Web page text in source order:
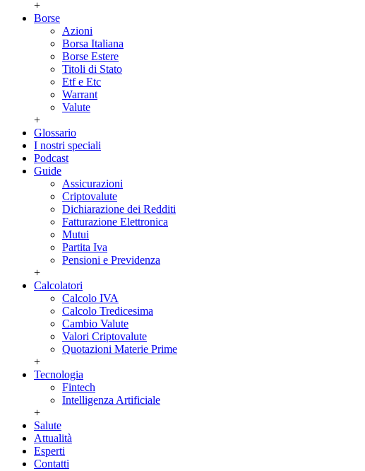
+
Borse
Azioni
Borsa Italiana
Borse Estere
Titoli di Stato
Etf e Etc
Warrant
Valute
+
Glossario
I nostri speciali
Podcast
Guide
Assicurazioni
Criptovalute
Dichiarazione dei Redditi
Fatturazione Elettronica
Mutui
Partita Iva
Pensioni e Previdenza
+
Calcolatori
Calcolo IVA
Calcolo Tredicesima
Cambio Valute
Valori Criptovalute
Quotazioni Materie Prime
+
Tecnologia
Fintech
Intelligenza Artificiale
+
Salute
Attualità
Esperti
Contatti